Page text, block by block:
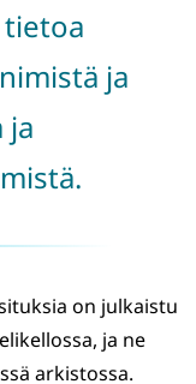
ja
ja
on julkaistu
ja ne
arkistossa.